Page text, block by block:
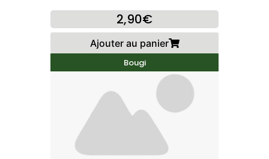
2,90€
Ajouter au panier
Bougi